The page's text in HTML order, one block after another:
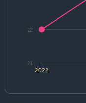
2022
21
22